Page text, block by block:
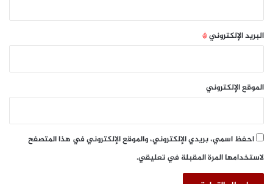
0
ر
ة
البريد الإلكتروني*
الموقع الإلكتروني
احفظ اسمي، بريدي الإلكتروني، والموقع الإلكتروني في هذا المتصفح
لاستخدامها المرة المقبلة في تعليقي.